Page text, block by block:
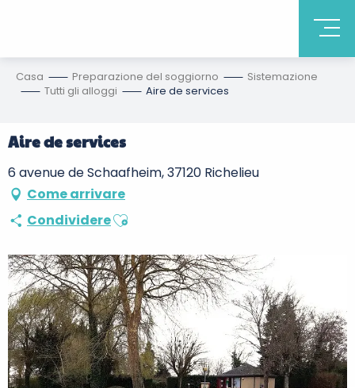
Casa Preparazione del soggiorno
Sistemazione
Tutti gli alloggi
Aire de services
Aire de services
6 avenue de Schaafheim, 37120 Richelieu
Come arrivare
CondividereAjouter aux favoris